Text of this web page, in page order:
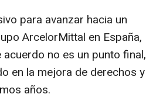
para avanzar hacia un
ArcelorMittal en España,
no es un punto final,
en la mejora de derechos y
años.